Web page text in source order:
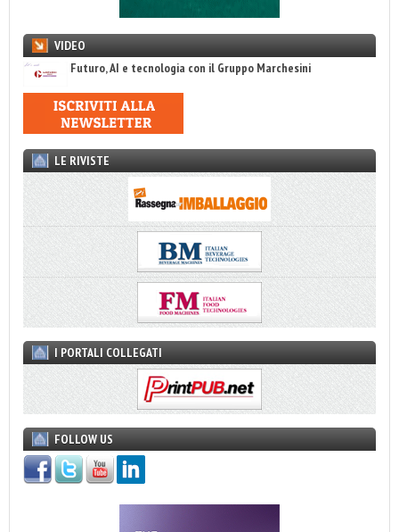
VIDEO
Futuro, AI e tecnologia con il Gruppo Marchesini
LE RIVISTE
I PORTALI COLLEGATI
FOLLOW US